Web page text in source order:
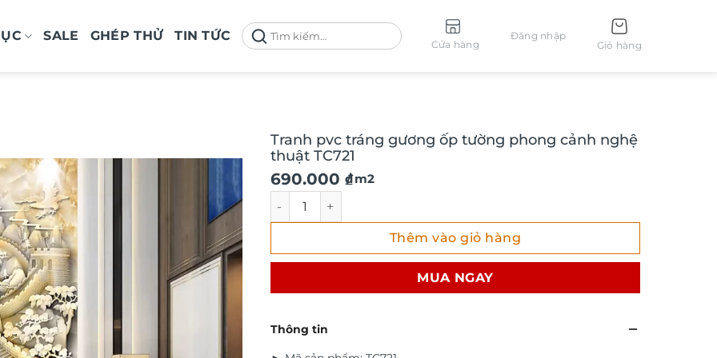
SALE GHÉP THỬ TIN TỨC
Tìm
kiếm:
Cửa hàng
Đăng nhập
Giỏ hàng
Tranh pvc tráng gương ốp tường phong cảnh nghệ
thuật TC721
690.000 ₫
/ m2
Tranh pvc tráng gương ốp tường phong cảnh nghệ thuật TC721 số lượng
Thêm vào giỏ hàng
MUA NGAY
Thông tin